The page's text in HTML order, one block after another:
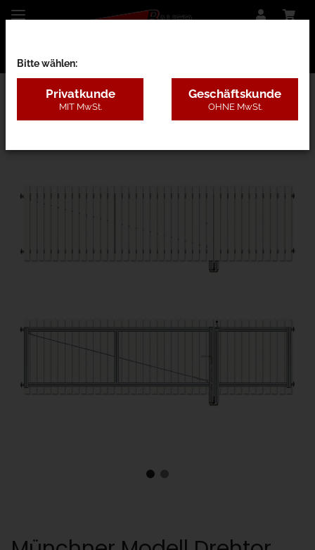
28AB - Kunststoff ohne Pfosten
Bitte wählen:
Privatkunde
MIT MwSt.
Geschäftskunde
OHNE MwSt.